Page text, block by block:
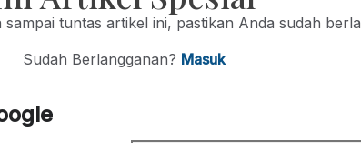
tuntas artikel ini, pastikan Anda sudah
Sudah Berlangganan? Masuk